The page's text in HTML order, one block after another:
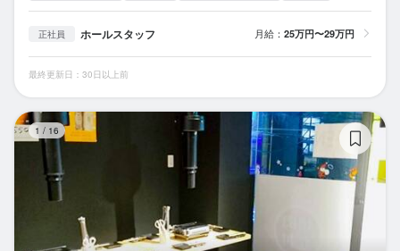
正社員 ホールスタッフ 月給： 25万円〜29万円
最終更新日：30日以上前
1 / 16